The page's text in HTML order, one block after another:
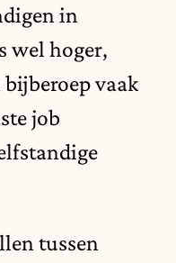
in
wel hoger,
vaak
job
tussen